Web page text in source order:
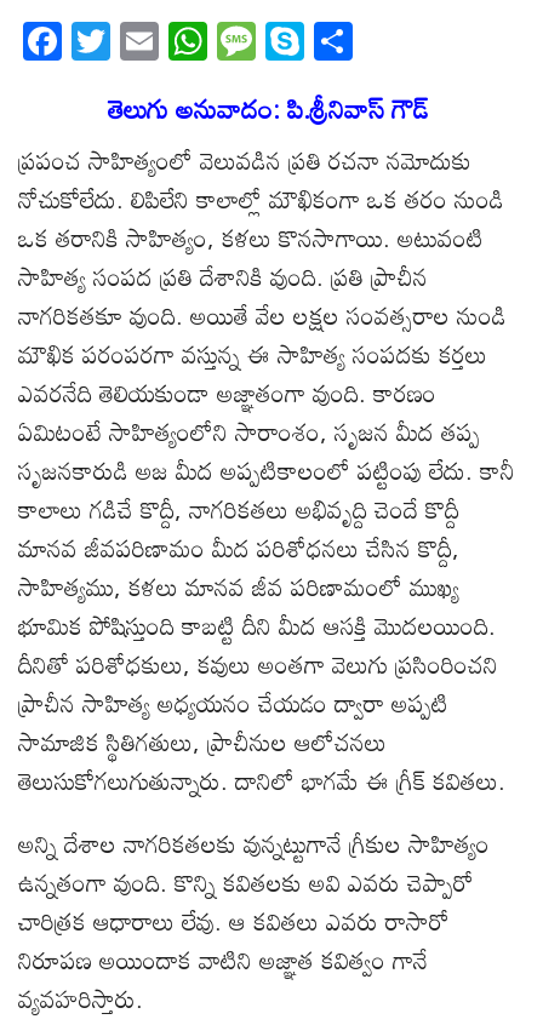
F
ac
b
o
o
k
T
w
itt
er
E
m
ail
W
h
at
s
A
p
p
M
e
ss
a
g
e
S
k
y
p
e
h
ar
e
తెలుగు అనువాదం: పి.శ్రీనివాస్ గౌడ్
ప్రపంచ సాహిత్యంలో వెలువడిన ప్రతి రచనా నమోదుకు
నోచుకోలేదు. లిపిలేని కాలాల్లో మౌఖికంగా ఒక తరం నుండి
ఒక తరానికి సాహిత్యం, కళలు కొనసాగాయి. అటువంటి
సాహిత్య సంపద ప్రతి దేశానికి వుంది. ప్రతి ప్రాచీన
నాగరికతకూ వుంది. అయితే వేల లక్షల సంవత్సరాల నుండి
మౌఖిక పరంపరగా వస్తున్న ఈ సాహిత్య సంపదకు కర్తలు
ఎవరనేది తెలియకుండా అజ్ఞాతంగా వుంది. కారణం
ఏమిటంటే సాహిత్యంలోని సారాంశం, సృజన మీద తప్ప
సృజనకారుడి అజ మీద అప్పటికాలంలో పట్టింపు లేదు. కానీ
కాలాలు గడిచే కొద్దీ, నాగరికతలు అభివృద్ది చెందే కొద్దీ
మానవ జీవపరిణామం మీద పరిశోధనలు చేసిన కొద్దీ,
సాహిత్యము, కళలు మానవ జీవ పరిణామంలో ముఖ్య
భూమిక పోషిస్తుంది కాబట్టి దీని మీద ఆసక్తి మొదలయింది.
దీనితో పరిశోధకులు, కవులు అంతగా వెలుగు ప్రసింరించని
ప్రాచీన సాహిత్య అధ్యయనం చేయడం ద్వారా అప్పటి
సామాజిక స్థితిగతులు, ప్రాచీనుల ఆలోచనలు
తెలుసుకోగలుగుతున్నారు. దానిలో భాగమే ఈ గ్రీక్ కవితలు.
అన్ని దేశాల నాగరికతలకు వున్నట్టుగానే గ్రీకుల సాహిత్యం
ఉన్నతంగా వుంది. కొన్ని కవితలకు అవి ఎవరు చెప్పారో
చారిత్రక ఆధారాలు లేవు. ఆ కవితలు ఎవరు రాసారో
నిరూపణ అయిందాక వాటిని అజ్ఞాత కవిత్వం గానే
వ్యవహరిస్తారు.